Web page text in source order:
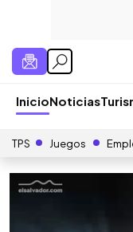
InicioNoticias
TPS Juegos